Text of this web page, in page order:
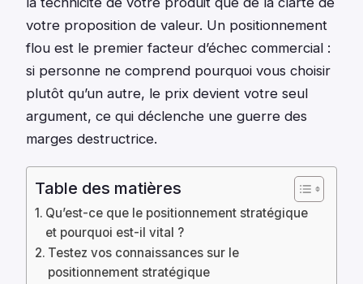
votre proposition de valeur. Un positionnement
flou est le premier facteur d’échec commercial :
si personne ne comprend pourquoi vous choisir
plutôt qu’un autre, le prix devient votre seul
argument, ce qui déclenche une guerre des
marges destructrice.
Table des matières
Qu’est-ce que le positionnement stratégique
et pourquoi est-il vital ?
Testez vos connaissances sur le
positionnement stratégique